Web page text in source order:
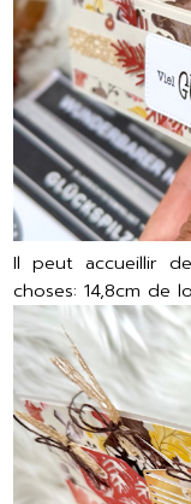
Il peut accueillir
choses: 14,8cm de